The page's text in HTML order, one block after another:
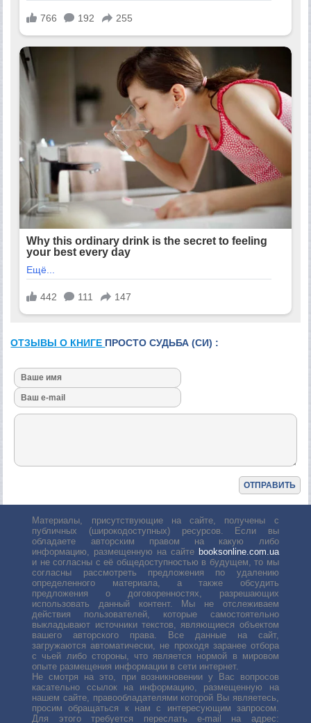
ОТЗЫВЫ О КНИГЕ ПРОСТО СУДЬБА (СИ) :
Материалы, присутствующие на сайте, получены с
публичных (широкодоступных) ресурсов. Если вы
обладаете авторским правом на какую либо
информацию, размещенную на сайте booksonline.com.ua
и не согласны с её общедоступностью в будущем, то мы
согласны рассмотреть предложения по удалению
определенного материала, а также обсудить
предложения о договоренностях, разрешающих
использовать данный контент. Мы не отслеживаем
действия пользователей, которые самостоятельно
выкладывают источники текстов, являющиеся объектом
вашего авторского права. Все данные на сайт,
загружаются автоматически, не проходя заранее отбора
с чьей либо стороны, что является нормой в мировом
опыте размещения информации в сети интернет.
Не смотря на это, при возникновении у Вас вопросов
касательно ссылок на информацию, размещенную на
нашем сайте, правообладателями которой Вы являетесь,
просим обращаться к нам с интересующим запросом.
Для этого требуется переслать е-mail на адрес: